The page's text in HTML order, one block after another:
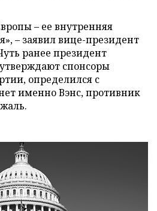
– ее внутренняя
– заявил вице-президент
ранее президент
спонсоры
определился с
именно Вэнс, противник